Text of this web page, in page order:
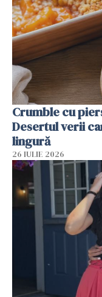
Crumble cu
Desertul verii
lingură
26 IULIE 2026